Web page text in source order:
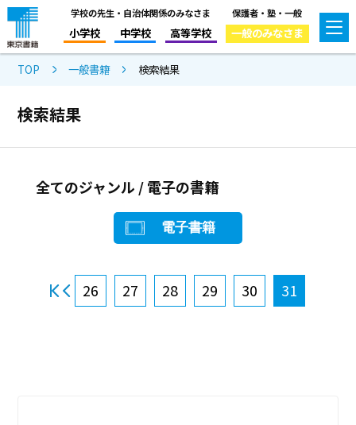
学校の先生・自治体関係のみなさま
小学校 中学校 高等学校
保護者・塾・一般
一般のみなさま
TOP 一般書籍 検索結果
検索結果
全てのジャンル / 電子の書籍
電子書籍
26 27 28 29 30 31